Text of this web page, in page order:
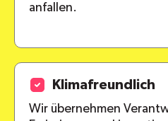
anfallen.
Klimafreundlich
Wir übernehmen